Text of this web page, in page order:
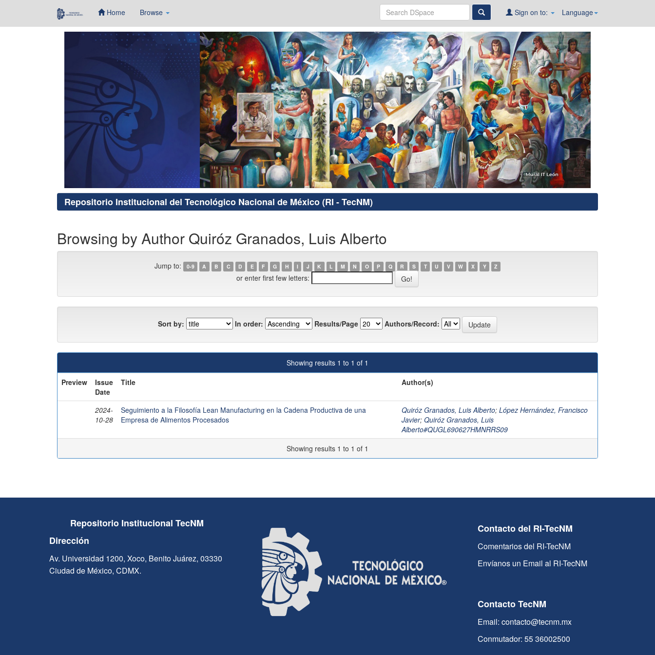
Home Browse Language
Sign on to:
Repositorio Institucional del Tecnológico Nacional de México (RI - TecNM)
Browsing by Author Quiróz Granados, Luis Alberto
Jump to: 0-9 A B C D E F G H I J K L M N O P Q R S T U V W X Y Z
or enter first few letters:
Sort by: In order: Results/Page Authors/Record:
Showing results 1 to 1 of 1
Preview
Issue
Date
Title Author(s)
2024-
10-28
Seguimiento a la Filosofía Lean Manufacturing en la Cadena Productiva de una
Empresa de Alimentos Procesados
Quiróz Granados, Luis Alberto; López Hernández, Francisco
Javier; Quiróz Granados, Luis
Alberto#QUGL690627HMNRRS09
Showing results 1 to 1 of 1
Repositorio Institucional TecNM
Dirección
Av. Universidad 1200, Xoco, Benito Juárez, 03330
Ciudad de México, CDMX.
Contacto del RI-TecNM
Comentarios del RI-TecNM
Envíanos un Email al RI-TecNM
Contacto TecNM
Email: contacto@tecnm.mx
Conmutador: 55 36002500